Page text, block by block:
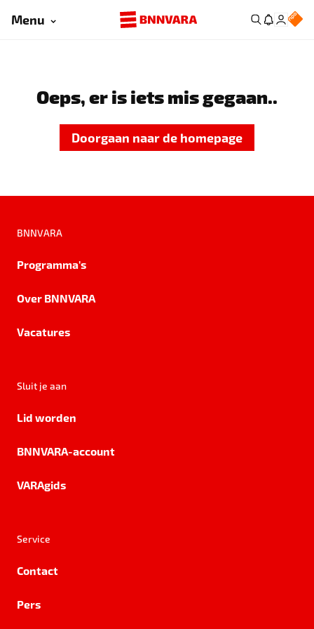
Menu
Oeps, er is iets mis gegaan..
Doorgaan naar de homepage
BNNVARA
Programma's
Over BNNVARA
Vacatures
Sluit je aan
Lid worden
BNNVARA-account
VARAgids
Service
Contact
Pers